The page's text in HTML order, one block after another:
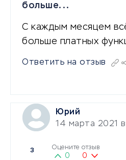
больше...
С каждым месяцем
больше платных
Ответить на отзыв
Юрий
14 марта 2021
3 Оцените отзыв
0 0